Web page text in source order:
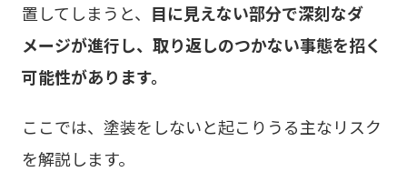
置してしまうと、 目に見えない部分で深刻なダ
メージが進行し、取り返しのつかない事態を招く
可能性があります。
ここでは、塗装をしないと起こりうる主なリスク
を解説します。